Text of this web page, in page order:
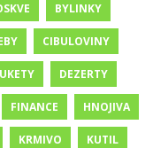
BYLINKY
CIBULOVINY
DEZERTY
FINANCE HNOJIVA
KRMIVO KUTIL